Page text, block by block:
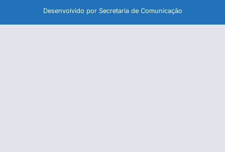
Desenvolvido por Secretaria de Comunicação